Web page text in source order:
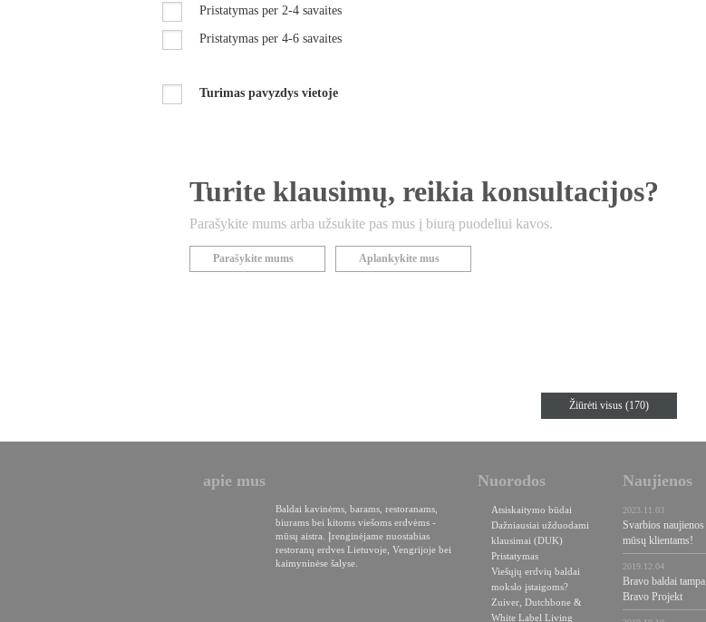
Pristatymas per 2-4 savaites
Pristatymas per 4-6 savaites
Turimas pavyzdys vietoje
Turite klausimų, reikia konsultacijos?
Parašykite mums arba užsukite pas mus į biurą puodeliui kavos.
Parašykite mums Aplankykite mus
Žiūrėti visus (170)
apie mus
Baldai kavinėms, barams, restoranams,
biurams bei kitoms viešoms erdvėms -
mūsų aistra. Įrenginėjame nuostabias
restoranų erdves Lietuvoje, Vengrijoje bei
kaimyninėse šalyse.
Nuorodos
Atsiskaitymo būdai
Dažniausiai užduodami
klausimai (DUK)
Pristatymas
Viešųjų erdvių baldai
mokslo įstaigoms?
Zuiver, Dutchbone &
White Label Living
Naujienos
2023.11.03
Svarbios naujienos
mūsų klientams!
2019.12.04
Bravo baldai tampa
Bravo Projekt